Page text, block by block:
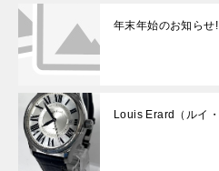
年末年始のお知らせ!
Louis Erard（ルイ